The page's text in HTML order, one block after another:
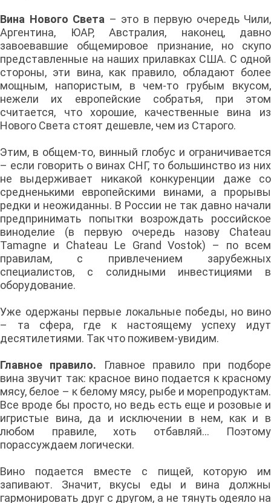
Вина Нового Света – это в первую очередь Чили,
Аргентина, ЮАР, Австралия, наконец, давно
завоевавшие общемировое признание, но скупо
представленные на наших прилавках США. С одной
стороны, эти вина, как правило, обладают более
мощным, напористым, в чем-то грубым вкусом,
нежели их европейские собратья, при этом
считается, что хорошие, качественные вина из
Нового Света стоят дешевле, чем из Старого.
Этим, в общем-то, винный глобус и ограничивается
– если говорить о винах СНГ, то большинство из них
не выдерживает никакой конкуренции даже со
средненькими европейскими винами, а прорывы
редки и неожиданны. В России не так давно начали
предпринимать попытки возрождать российское
виноделие (в первую очередь назову Chateau
Tamagne и Chateau Le Grand Vostok) – по всем
правилам, с привлечением зарубежных
специалистов, с солидными инвестициями в
оборудование.
Уже одержаны первые локальные победы, но вино
– та сфера, где к настоящему успеху идут
десятилетиями. Так что поживем-увидим.
Главное правило. Главное правило при подборе
вина звучит так: красное вино подается к красному
мясу, белое – к белому мясу, рыбе и морепродуктам.
Все вроде бы просто, но ведь есть еще и розовые и
игристые вина, да и исключении в нем, как и в
любом правиле, хоть отбавляй… Поэтому
порассуждаем логически.
Вино подается вместе с пищей, которую им
запивают. Значит, вкусы еды и вина должны
гармонировать друг с другом, а не тянуть одеяло на